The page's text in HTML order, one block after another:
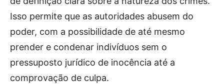
Isso permite que as autoridades abusem do
poder, com a possibilidade de até mesmo
prender e condenar indivíduos sem o
pressuposto jurídico de inocência até a
comprovação de culpa.